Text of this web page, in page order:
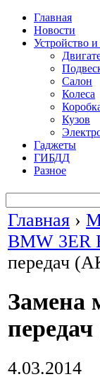
Главная
Новости
Устройство
Салон
Колеса
Кузов
Гаджеты
ГИБДД
Разное
Главная ›
BMW 3ER
передач
Замена
4.03.2014